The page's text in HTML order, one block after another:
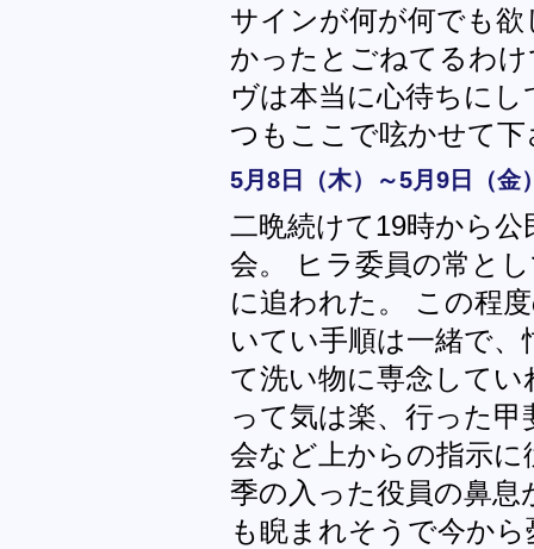
サインが何が何でも
かったとごねてるわ
ヴは本当に心待ちに
つもここで呟かせて
5月8日（木）～5月9日（金
二晩続けて19時から
会。 ヒラ委員の常と
に追われた。 この程
いてい手順は一緒で
て洗い物に専念して
って気は楽、行った
会など上からの指示
季の入った役員の鼻
も睨まれそうで今か